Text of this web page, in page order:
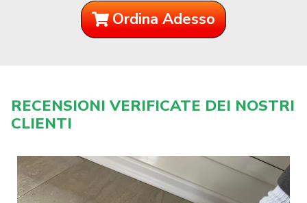
Ordina Adesso
RECENSIONI VERIFICATE DEI NOSTRI
CLIENTI